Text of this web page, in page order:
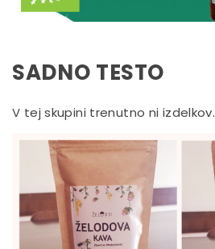
SADNO TESTO
V tej skupini trenutno ni izdelkov.